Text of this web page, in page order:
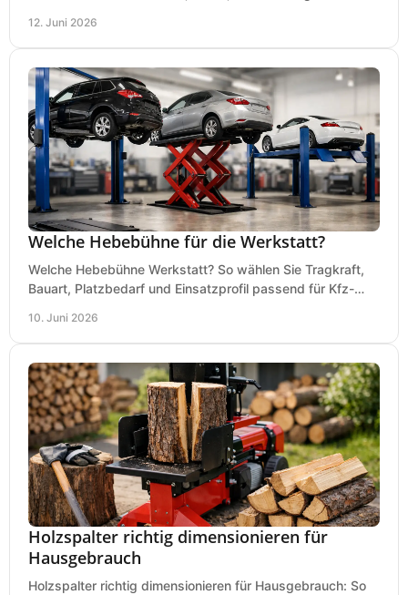
12. Juni 2026
Welche Hebebühne für die Werkstatt?
Welche Hebebühne Werkstatt? So wählen Sie Tragkraft,
Bauart, Platzbedarf und Einsatzprofil passend für Kfz-
10. Juni 2026
Holzspalter richtig dimensionieren für
Hausgebrauch
Holzspalter richtig dimensionieren für Hausgebrauch: So